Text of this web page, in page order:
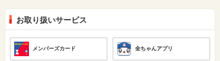
お取り扱いサービス
メンバーズカード 全ちゃんアプリ